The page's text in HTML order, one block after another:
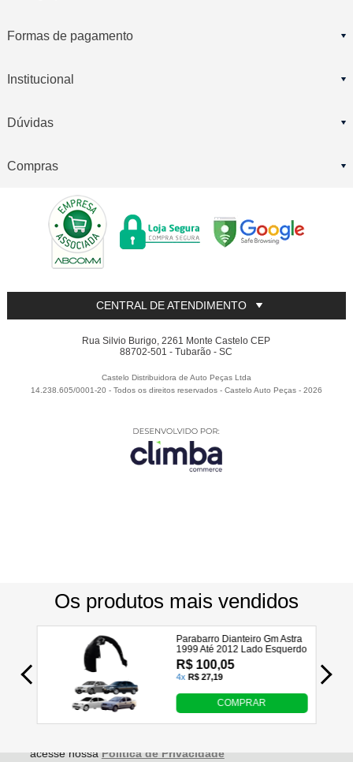
Utilizamos seus dados para analisar e personalizar nossa
loja virtual durante a sua navegação e em serviços de
terceiros parceiros. Ao navegar pela loja virtual, você nos
autoriza a coletar tais informações através do cookies e
acesse nossa Política de Privacidade
Formas de pagamento
Institucional
Dúvidas
Compras
CENTRAL DE ATENDIMENTO
Rua Silvio Burigo, 2261 Monte Castelo CEP
88702-501 - Tubarão - SC
Castelo Distribuidora de Auto Peças Ltda
14.238.605/0001-20 - Todos os direitos reservados -Castelo Auto Peças -2026